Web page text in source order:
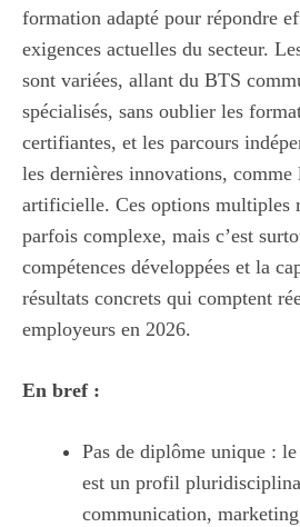
formation adapté pour répondre
exigences actuelles du secteur.
sont variées, allant du BTS
spécialisés, sans oublier les
certifiantes, et les parcours
les dernières innovations, comme
artificielle. Ces options multiples
parfois complexe, mais c’est
compétences développées et la
résultats concrets qui comptent
employeurs en 2026.
En bref :
Pas de diplôme unique :
est un profil
communication,